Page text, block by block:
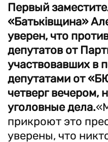
Первый
«Батьківщина»
уверен, что
депутатов от
участвовавших в
депутатами от
четверг вечером,
уголовные дела.
прикроют это
уверены, что